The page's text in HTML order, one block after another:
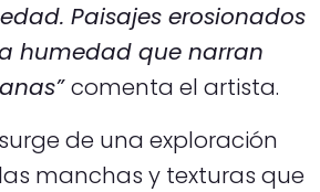
Paisajes erosionados
humedad que narran
comenta el artista.
de una exploración
manchas y texturas que